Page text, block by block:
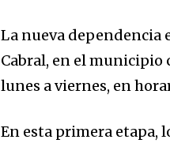
La nueva dependencia
Cabral, en el municipio
lunes a viernes, en
En esta primera etapa,